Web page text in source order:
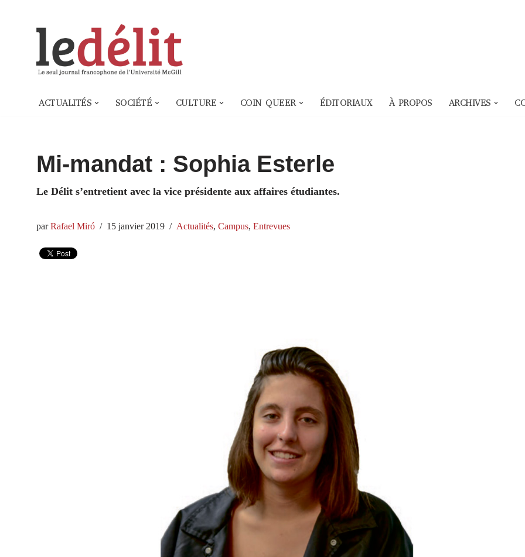
ACTUALITÉS SOCIÉTÉ CULTURE COIN QUEER ÉDITORIAUX À PROPOS ARCHIVES
Mi-mandat : Sophia Esterle
Le Délit s’entretient avec la vice présidente aux affaires étudiantes.
parRafael Miró 15 janvier 2019 Actualités, Campus, Entrevues